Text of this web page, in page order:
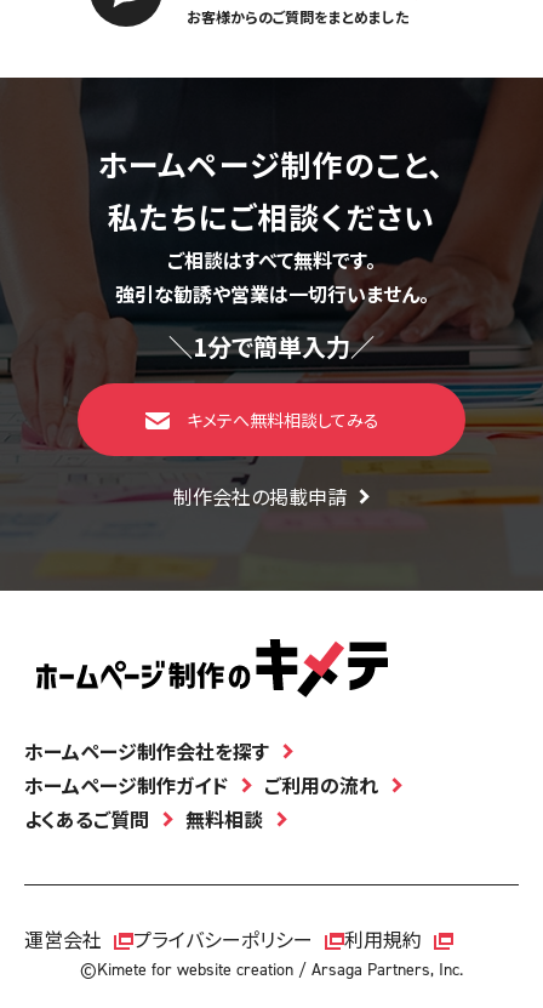
お客様からのご質問をまとめました
ホームページ制作のこと、
私たちにご相談ください
ご相談はすべて無料です。
強引な勧誘や営業は一切行いません。
＼1分で簡単入力／
キメテへ無料相談してみる
制作会社の掲載申請
ホームページ制作会社を探す
ホームページ制作ガイド
ご利用の流れ
よくあるご質問
無料相談
運営会社 プライバシーポリシー 利用規約
©Kimete for website creation / Arsaga Partners, Inc.